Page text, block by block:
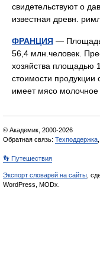
свидетельствуют о
известная древн.
ФРАНЦИЯ — Площадь
56,4 млн.человек.
хозяйства площадью
стоимости продукции
имеет мясо
© Академик, 2000-2026
Обратная связь: Техподдержка,
👣 Путешествия
Экспорт словарей на сайты,
WordPress, MODx.